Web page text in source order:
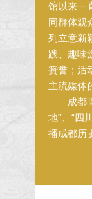
馆以来一
同群体观
列立意新
践、趣味
赞誉；活
主流媒体
成都
地”、“四
播成都历